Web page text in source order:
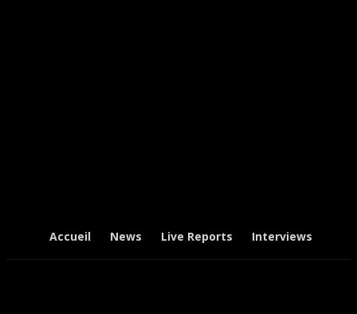
Accueil News Live Reports Interviews